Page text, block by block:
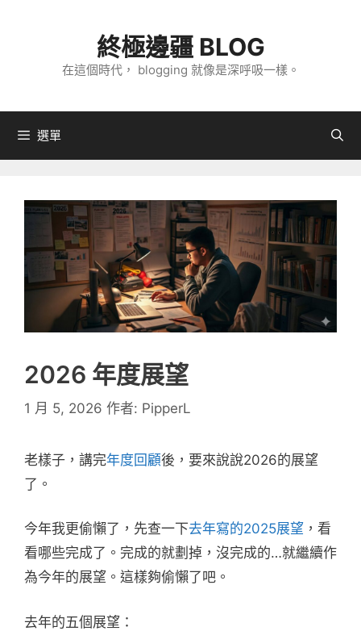
內
終極邊疆 BLOG
在這個時代， blogging 就像是深呼吸一樣。
選單
2026 年度展望
1 月 5, 2026 作者: PipperL
老樣子，講完年度回顧後，要來說說2026的展望
了。
今年我更偷懶了，先查一下去年寫的2025展望 ，看
看哪些完成了。完成的就劃掉，沒完成的…就繼續作
為今年的展望。這樣夠偷懶了吧。
去年的五個展望：